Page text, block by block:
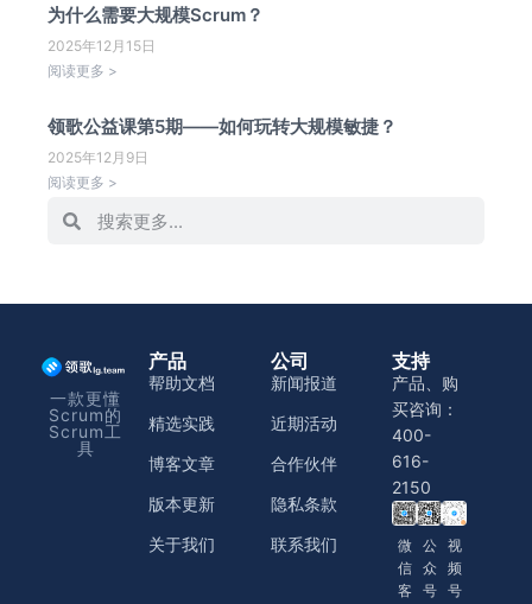
为什么需要大规模Scrum？
2025年12月15日
阅读更多 >
领歌公益课第5期——如何玩转大规模敏捷？
2025年12月9日
阅读更多 >
一款更懂
Scrum的
Scrum工
具
产品
帮助文档
精选实践
博客文章
版本更新
关于我们
公司
新闻报道
近期活动
合作伙伴
隐私条款
联系我们
支持
产品、购
买咨询：
400-
616-
2150
微
信
客
公
众
号
视
频
号